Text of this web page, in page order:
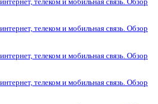
телеком и мобильная связь. Обзор
телеком и мобильная связь. Обзор
телеком и мобильная связь. Обзор